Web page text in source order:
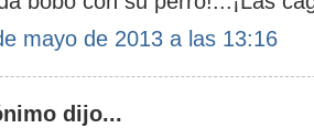
mayo de 2013 a las 13:16
dijo...